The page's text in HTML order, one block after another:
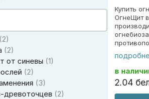
2
2
от синевы 1
2
3
древоточцев 2
Купить
ОгнеЩит
Также
и
в
2.04